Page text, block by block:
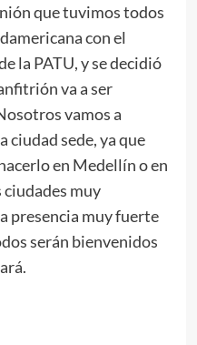
que tuvimos todos
con el
la PATU, y se decidió
va a ser
vamos a
sede, ya que
en Medellín o en
ciudades muy
presencia muy fuerte
serán bienvenidos